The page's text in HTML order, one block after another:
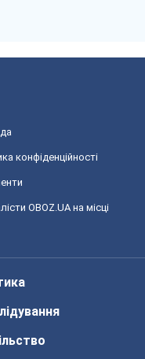
конфіденційності
OBOZ.UA на місці